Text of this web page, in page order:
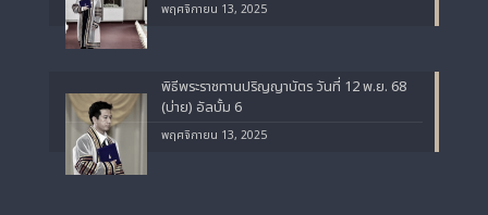
พฤศจิกายน 13, 2025
พิธีพระราชทานปริญญาบัตร วันที่ 12 พ.ย. 68
(บ่าย) อัลบั้ม 6
พฤศจิกายน 13, 2025